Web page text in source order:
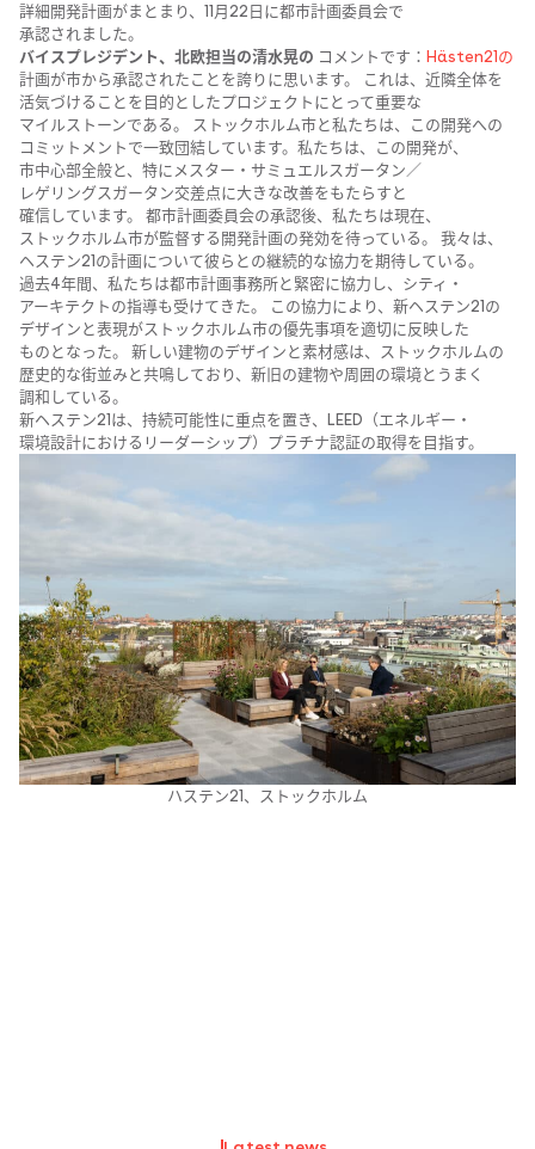
詳細開発計画が​まと​まり、​11月22日に​都市計画委員会で​
承認されました。
バイスプレジデント、​北欧担当の​清水晃の​ コメントです： Hästen21の
計画が​市から​承認された​ことを​誇りに​思います。​ これは、​近隣全体を​
活気づける​ことを​目的とした​プロジェクトに​とって​重要な​
マイルストーンである。​ ストックホルム市と​私たちは、​この​開発への​
コミットメントで​一致団結しています。​私たちは、​この​開発が、​
市中心部​全般と、​特に​メスター・サミュエルスガータン／
レゲリングスガータン交差点に​大きな​改善を​もたらすと​
確信しています。​ 都市計画委員会の​承認後、​私たちは​現在、​
ストックホルム市が​監督する​開発計画の​発効を​待っている。​ 我々は、​
ヘステン21の​計画に​ついて​彼らとの​継続的な​協力を​期待している。
過去4年間、​私たちは​都市計画事務所と​緊密に​協力し、​シティ・
アーキテクトの​指導も​受けてきた。​ この​協力に​より、​新ヘステン21の​
デザインと​表現が​ストックホルム市の​優先事項を​適切に​反映した​
ものとなった。​ 新しい​建物の​デザインと​素材感は、​ストックホルムの​
歴史的な​街並みと​共鳴しており、​新旧の​建物や​周囲の​環境とう​まく​
調和している。
新ヘステン21は、​持続可能性に​重点を​置き、​LEED​（エネルギー・
環境設計に​おける​リーダーシップ）​プラチナ認証の​取得を​目指す。
ハステン21、​ストックホルム